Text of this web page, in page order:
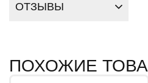
ОТЗЫВЫ
ПОХОЖИЕ